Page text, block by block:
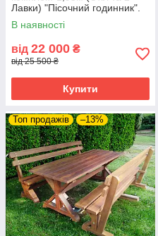
Лавки) "Пісочний годинник".
Колір: Сосна
В наявності
від 22 000 ₴
від 25 500 ₴
Купити
Топ продажів –13%